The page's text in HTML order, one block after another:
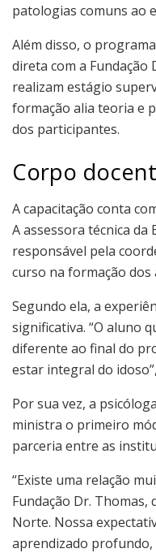
patologias comuns ao
Além disso, o
direta com a Fundação
realizam estágio
formação alia teoria e
dos participantes.
Corpo
A capacitação conta
A assessora técnica da
responsável pela
curso na formação dos
Segundo ela, a
significativa. “O aluno
diferente ao final do
estar integral do
Por sua vez, a
ministra o primeiro
parceria entre as
“Existe uma relação
Fundação Dr.
Norte. Nossa
aprendizado profundo,